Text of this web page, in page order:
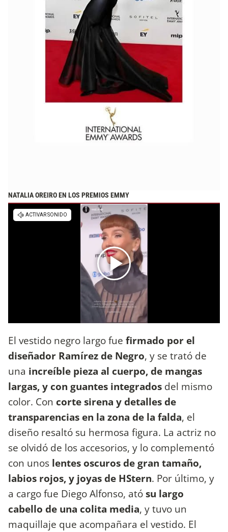
NATALIA OREIRO EN LOS PREMIOS EMMY
El vestido negro largo fue firmado por el
diseñador Ramírez de Negro, y se trató de
una increíble pieza al cuerpo, de mangas
largas, y con guantes integrados del mismo
color. Con corte sirena y detalles de
transparencias en la zona de la falda, el
diseño resaltó su hermosa figura. La actriz no
se olvidó de los accesorios, y lo complementó
con unos lentes oscuros de gran tamaño,
labios rojos, y joyas de HStern. Por último, y
a cargo fue Diego Alfonso, atósu largo
cabello de una colita media, y tuvo un
maquillaje que acompañara el vestido. El